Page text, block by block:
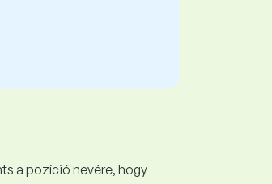
a pozíció nevére, hogy